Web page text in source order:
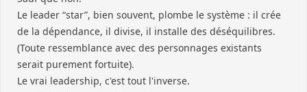
Le leader “star”, bien souvent, plombe le système : il crée
de la dépendance, il divise, il installe des déséquilibres.
(Toute ressemblance avec des personnages existants
serait purement fortuite).
Le vrai leadership, c'est tout l'inverse.